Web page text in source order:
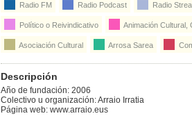
Radio FM Radio Podcast Radio
Político o Reivindicativo Animación Cultural,
Asociación Cultural Arrosa Sarea
Descripción
Año de fundación: 2006
Colectivo u organización: Arraio Irratia
Página web: www.arraio.eus